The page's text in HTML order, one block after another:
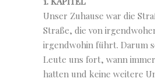
Unser Zuhause war die
Straße, die von
irgendwohin führt. Darum
Leute uns fort, wann
hatten und keine weitere